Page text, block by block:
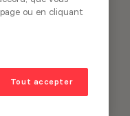
ou en cliquant
Tout accepter